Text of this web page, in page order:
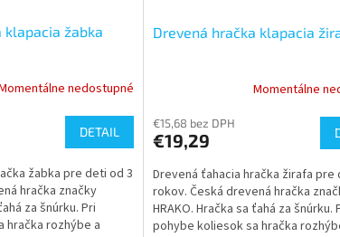
klapacia žabka
nedostupné
DETAIL
žabka pre deti od 3
hračka značky
za šnúrku. Pri
hračka rozhýbe a
Drevená hračka klapacia
Momentálne
€15,68 bez DPH
€19,29
Drevená ťahacia hračka žirafa pre
rokov. Česká drevená hračka
HRAKO. Hračka sa ťahá za šnúrku.
pohybe koliesok sa hračka